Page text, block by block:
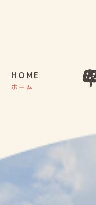
HOME
ホーム